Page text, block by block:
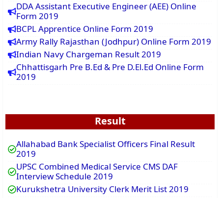
DDA Assistant Executive Engineer (AEE) Online
Form 2019
BCPL Apprentice Online Form 2019
Army Rally Rajasthan (Jodhpur) Online Form 2019
Indian Navy Chargeman Result 2019
Chhattisgarh Pre B.Ed & Pre D.El.Ed Online Form
2019
Result
Allahabad Bank Specialist Officers Final Result
2019
UPSC Combined Medical Service CMS DAF
Interview Schedule 2019
Kurukshetra University Clerk Merit List 2019